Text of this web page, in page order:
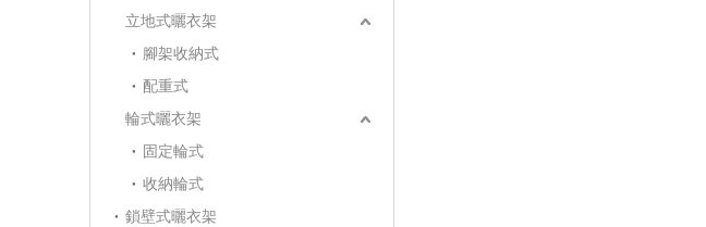
立地式曬衣架
腳架收納式
配重式
輪式曬衣架
固定輪式
收納輪式
鎖壁式曬衣架